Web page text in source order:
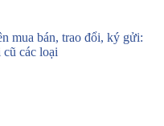
mua bán, trao đổi, ký gửi:
các loại